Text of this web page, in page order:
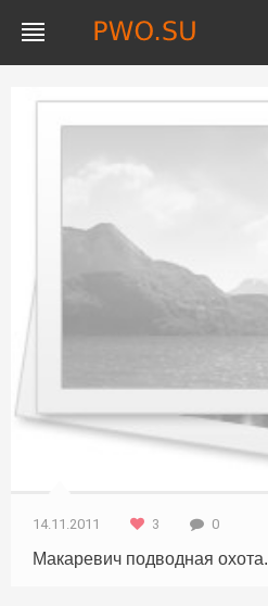
14.11.2011 3 0
Макаревич подводная охота.